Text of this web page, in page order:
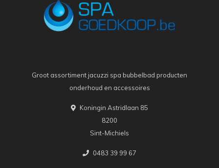
Groot assortiment jacuzzi spa bubbelbad producten
onderhoud en accessoires
Koningin Astridlaan 85
8200
Sint-Michiels
0483 39 99 67